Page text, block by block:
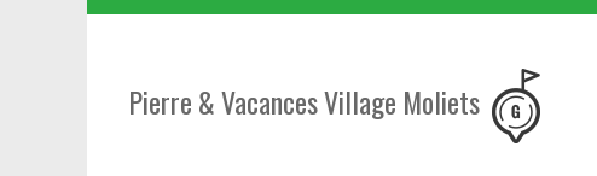
Pierre & Vacances Village Moliets